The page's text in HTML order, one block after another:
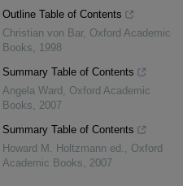
Outline Table of Contents
Christian von Bar, Oxford Academic
Books, 1998
Summary Table of Contents
Angela Ward , Oxford Academic
Books, 2007
Summary Table of Contents
Howard M. Holtzmann ed. , Oxford
Academic Books, 2007